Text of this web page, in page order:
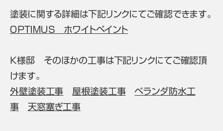
塗装に関する詳細は下記リンクにてご確認できます。
ＯＰＴＩＭＵＳ ホワイトペイント
Ｋ様邸 そのほかの工事は下記リンクにてご確認頂
けます。
外壁塗装工事
屋根塗装工事
ベランダ防水工
事
天窓塞ぎ工事